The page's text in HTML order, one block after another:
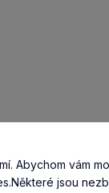
Abychom vám
Některé jsou